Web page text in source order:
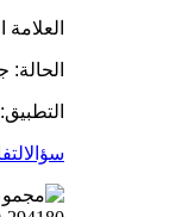
العلامة
الحالة:
سؤال